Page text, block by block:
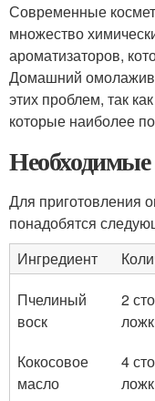
Современные
множество
ароматизаторов,
Домашний
этих проблем, так
которые наиболее
Для приготовления
понадобятся
Ингредиент
Пчелиный
воск
2
Кокосовое
масло
4